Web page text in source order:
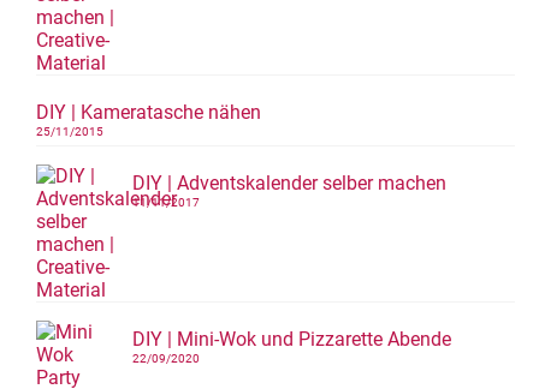
DIY | Kameratasche nähen
25/11/2015
DIY | Adventskalender selber machen
11/11/2017
DIY | Mini-Wok und Pizzarette Abende
22/09/2020